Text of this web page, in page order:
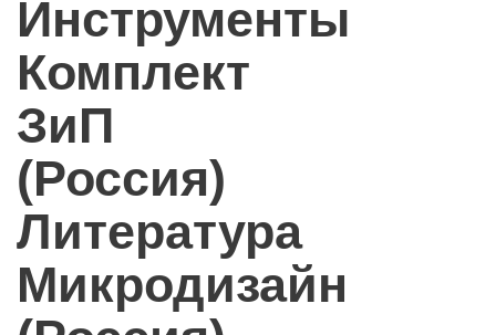
Инструменты
Комплект
ЗиП
(Россия)
Литература
Микродизайн